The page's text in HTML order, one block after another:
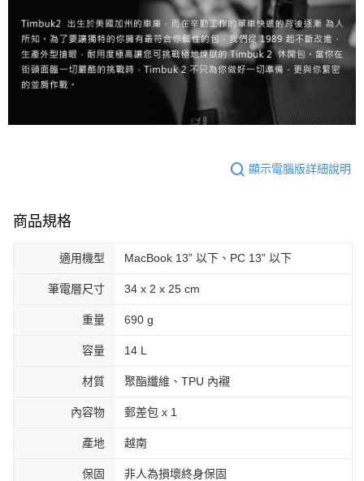
顯示電腦版詳細說明
商品規格
適用機型 MacBook 13” 以下、PC 13” 以下
筆電層尺寸 34 x 2 x 25 cm
重量 690 g
容量 14 L
材質 聚酯纖維、TPU 內襯
內容物 郵差包 x 1
產地 越南
保固 非人為損壞終身保固